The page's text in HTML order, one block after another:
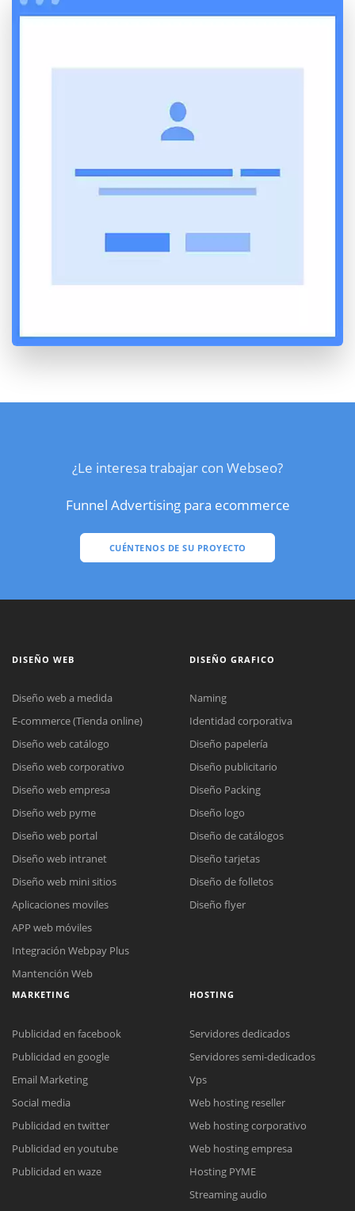
¿Le interesa trabajar con Webseo?
Funnel Advertising para ecommerce
CUÉNTENOS DE SU PROYECTO
Reunión online
Nuestros ejecutivos le enviarán un correo electrónico con el enlace a
Meet para la reunión online.
Cotización
Complete el formulario y nos contactaremos a la brevedad.
Chat Online
para enviarnos un correo electrónico con sus datos personales.
DISEÑO WEB
Diseño web a medida
E-commerce (Tienda online)
Diseño web catálogo
Diseño web corporativo
Diseño web empresa
Diseño web pyme
Diseño web portal
Diseño web intranet
Diseño web mini sitios
Aplicaciones moviles
APP web móviles
Integración Webpay Plus
Mantención Web
DISEÑO GRAFICO
Naming
Identidad corporativa
Diseño papelería
Diseño publicitario
Diseño Packing
Diseño logo
Diseño de catálogos
Diseño tarjetas
Diseño de folletos
Diseño flyer
MARKETING
Publicidad en facebook
Publicidad en google
Email Marketing
Social media
Publicidad en twitter
Publicidad en youtube
Publicidad en waze
HOSTING
Servidores dedicados
Servidores semi-dedicados
Vps
Web hosting reseller
Web hosting corporativo
Web hosting empresa
Hosting PYME
Streaming audio